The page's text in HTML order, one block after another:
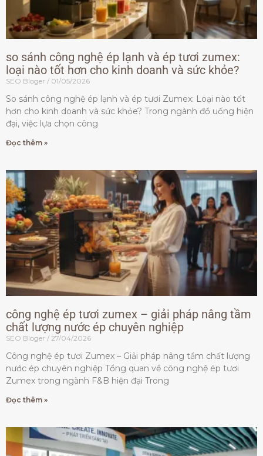
so sánh công nghệ ép lạnh và ép tươi zumex:
loại nào tốt hơn cho kinh doanh và sức khỏe?
SEO Bloger 01/05/2026
So sánh công nghệ ép lạnh và ép tươi Zumex: Loại nào tốt
hơn cho kinh doanh và sức khỏe? Trong ngành đồ uống hiện
đại, việc lựa chọn công
Đọc thêm »
công nghệ ép tươi zumex – giải pháp nâng tầm
chất lượng nước ép chuyên nghiệp
SEO Bloger 27/04/2026
Công nghệ ép tươi Zumex – Giải pháp nâng tầm chất lượng
nước ép chuyên nghiệp Tổng quan về công nghệ ép tươi
Zumex trong ngành F&B hiện đại Trong
Đọc thêm »